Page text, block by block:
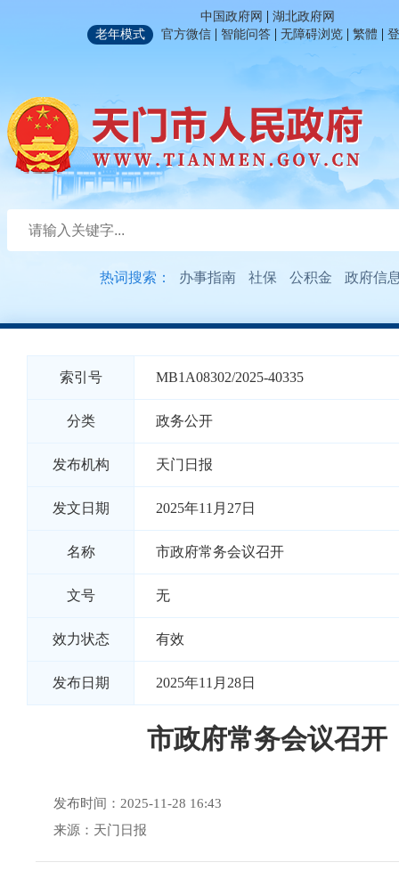
中国政府网 | 湖北政府网
老年模式
官方微信 | 智能问答 | 无障碍浏览 | 繁體 |
热词搜索： 办事指南 社保 公积金 政府信
索引号 MB1A08302/2025-40335
分类 政务公开
发布机构 天门日报
发文日期 2025年11月27日
名称 市政府常务会议召开
文号 无
效力状态 有效
发布日期 2025年11月28日
市政府常务会议召开
发布时间：2025-11-28 16:43
来源：天门日报